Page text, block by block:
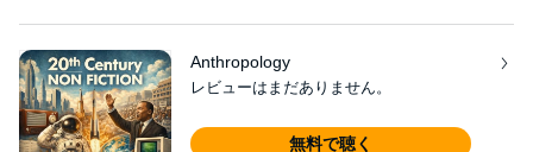
Anthropology
レビューはまだありません。
無料で聴く